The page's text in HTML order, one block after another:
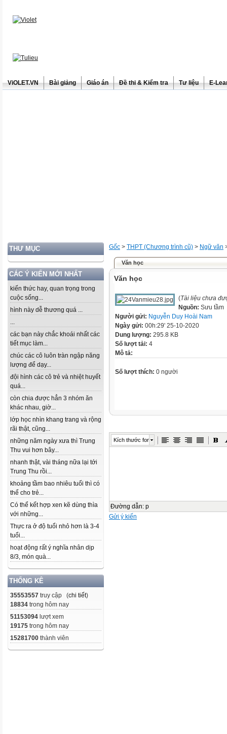
ViOLET.VN Bài giảng Giáo án Đề thi & Kiểm tra Tư liệu E-
THƯ MỤC
CÁC Ý KIẾN MỚI NHẤT
kiến thức hay, quan trọng trong
cuộc sống...
hình này dễ thương quá ...
...
các bạn này chắc khoái nhất các
tiết mục làm...
chúc các cô luôn tràn ngập năng
lượng để dạy...
đội hình các cô trẻ và nhiệt huyết
quá...
còn chia được hẳn 3 nhóm ăn
khác nhau, giờ...
lớp học nhìn khang trang và rộng
rãi thật, cũng...
những năm ngày xưa thì Trung
Thu vui hơn bây...
nhanh thật, vài tháng nữa lại tới
Trung Thu rồi...
khoảng tầm bao nhiêu tuổi thì có
thể cho trẻ...
Có thể kết hợp xen kẽ dùng thìa
với những...
Thực ra ở độ tuổi nhỏ hơn là 3-4
tuổi...
hoạt động rất ý nghĩa nhân dịp
8/3, món quà...
THỐNG KÊ
35553557 truy cập (chi tiết)
18834 trong hôm nay
51153094 lượt xem
19175 trong hôm nay
15281700 thành viên
Gốc > THPT (Chương trình cũ) > Ngữ văn
Văn học
Văn học
(Tài liệu chưa
Nguồn: Sưu tầm
Người gửi: Nguyễn Duy Hoài Nam
Ngày gửi: 00h:29' 25-10-2020
Dung lượng: 295.8 KB
Số lượt tải: 4
Mô tả:
Số lượt thích: 0 người
Kích thước font
Đường dẫn: p
Gửi ý kiến